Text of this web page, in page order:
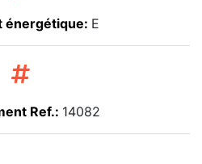
énergétique: E
Ref.: 14082